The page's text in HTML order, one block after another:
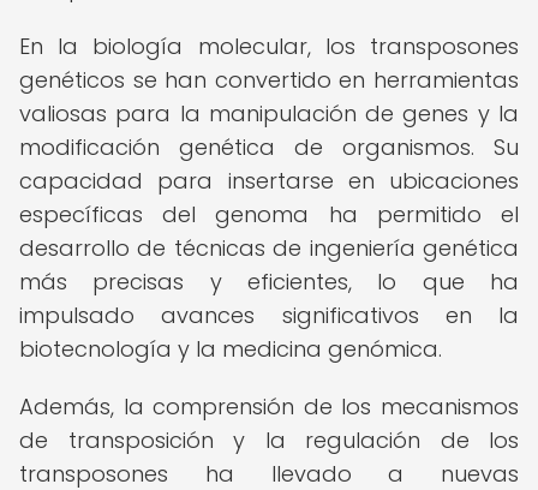
En la biología molecular, los transposones
genéticos se han convertido en herramientas
valiosas para la manipulación de genes y la
modificación genética de organismos. Su
capacidad para insertarse en ubicaciones
específicas del genoma ha permitido el
desarrollo de técnicas de ingeniería genética
más precisas y eficientes, lo que ha
impulsado avances significativos en la
biotecnología y la medicina genómica.
Además, la comprensión de los mecanismos
de transposición y la regulación de los
transposones ha llevado a nuevas